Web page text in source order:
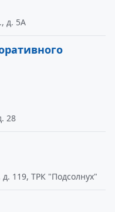
д. 5А
28
119, ТРК "Подсолнух"